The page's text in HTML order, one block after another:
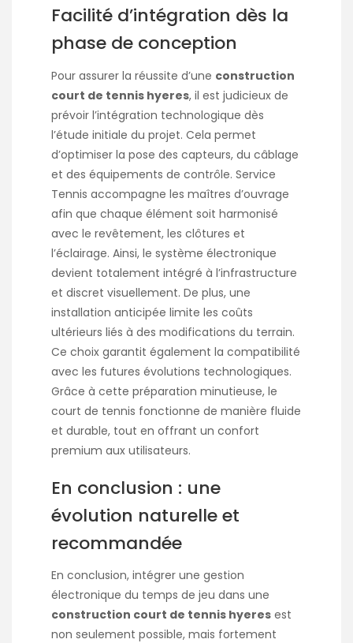
Facilité d’intégration dès la
phase de conception
Pour assurer la réussite d’une construction
court de tennis hyeres, il est judicieux de
prévoir l’intégration technologique dès
l’étude initiale du projet. Cela permet
d’optimiser la pose des capteurs, du câblage
et des équipements de contrôle. Service
Tennis accompagne les maîtres d’ouvrage
afin que chaque élément soit harmonisé
avec le revêtement, les clôtures et
l’éclairage. Ainsi, le système électronique
devient totalement intégré à l’infrastructure
et discret visuellement. De plus, une
installation anticipée limite les coûts
ultérieurs liés à des modifications du terrain.
Ce choix garantit également la compatibilité
avec les futures évolutions technologiques.
Grâce à cette préparation minutieuse, le
court de tennis fonctionne de manière fluide
et durable, tout en offrant un confort
premium aux utilisateurs.
En conclusion : une
évolution naturelle et
recommandée
En conclusion, intégrer une gestion
électronique du temps de jeu dans une
construction court de tennis hyeres est
non seulement possible, mais fortement